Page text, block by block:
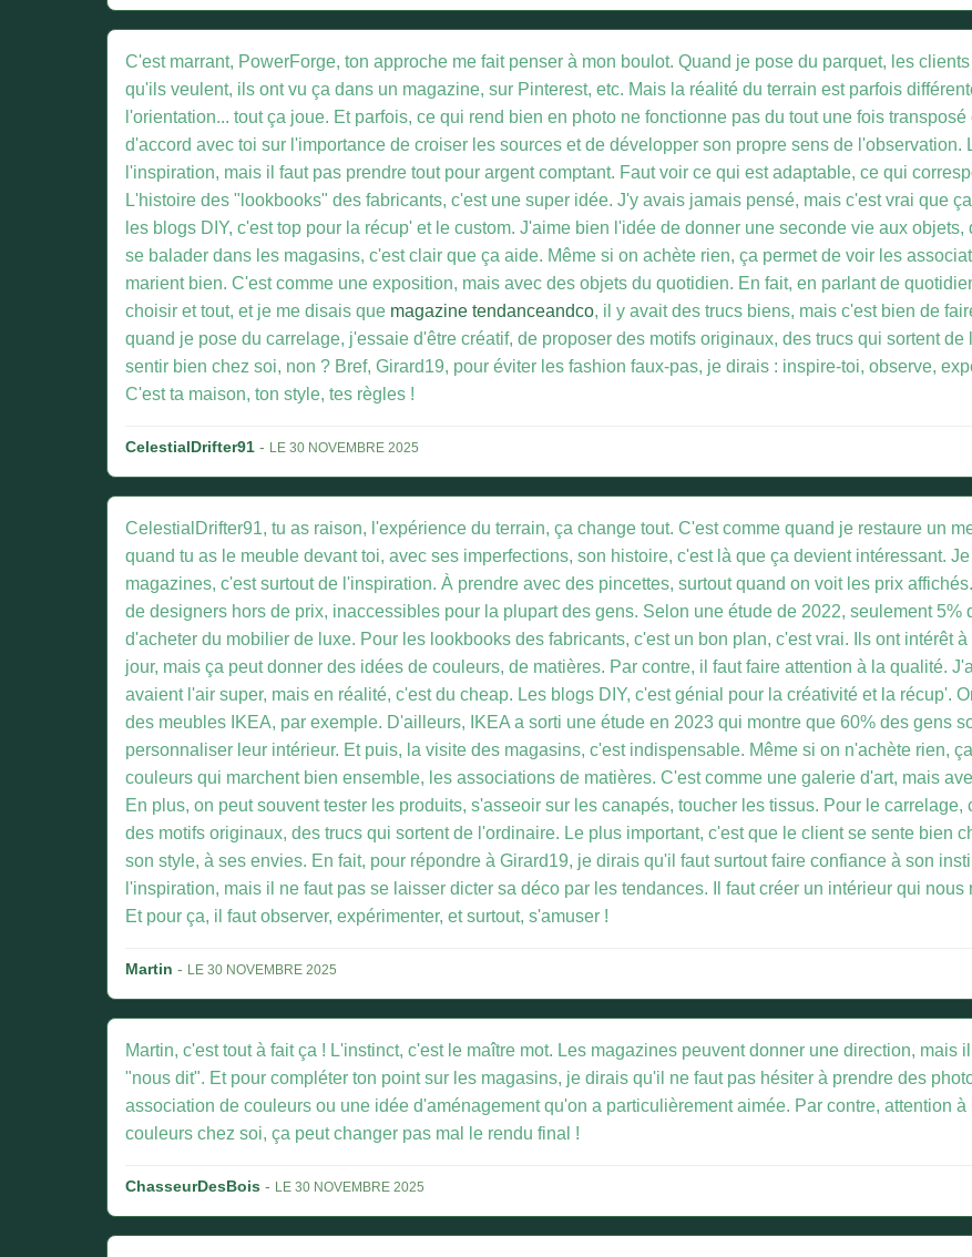
C'est marrant, PowerForge, ton approche me fait penser à mon boulot. Quand je pose du parquet, les
qu'ils veulent, ils ont vu ça dans un magazine, sur Pinterest, etc. Mais la réalité du terrain est parfois
l'orientation... tout ça joue. Et parfois, ce qui rend bien en photo ne fonctionne pas du tout une fois
d'accord avec toi sur l'importance de croiser les sources et de développer son propre sens de l'observation.
l'inspiration, mais il faut pas prendre tout pour argent comptant. Faut voir ce qui est adaptable, ce qui
L'histoire des "lookbooks" des fabricants, c'est une super idée. J'y avais jamais pensé, mais c'est vrai que
les blogs DIY, c'est top pour la récup' et le custom. J'aime bien l'idée de donner une seconde vie aux
se balader dans les magasins, c'est clair que ça aide. Même si on achète rien, ça permet de voir les
marient bien. C'est comme une exposition, mais avec des objets du quotidien. En fait, en parlant de
choisir et tout, et je me disais que magazine tendanceandco, il y avait des trucs biens, mais c'est bien de
quand je pose du carrelage, j'essaie d'être créatif, de proposer des motifs originaux, des trucs qui sortent
sentir bien chez soi, non ? Bref, Girard19, pour éviter les fashion faux-pas, je dirais : inspire-toi, observe,
C'est ta maison, ton style, tes règles !
CelestialDrifter91 - LE 30 NOVEMBRE 2025
CelestialDrifter91, tu as raison, l'expérience du terrain, ça change tout. C'est comme quand je restaure un
quand tu as le meuble devant toi, avec ses imperfections, son histoire, c'est là que ça devient intéressant.
magazines, c'est surtout de l'inspiration. À prendre avec des pincettes, surtout quand on voit les prix
de designers hors de prix, inaccessibles pour la plupart des gens. Selon une étude de 2022, seulement 5%
d'acheter du mobilier de luxe. Pour les lookbooks des fabricants, c'est un bon plan, c'est vrai. Ils ont intérêt
jour, mais ça peut donner des idées de couleurs, de matières. Par contre, il faut faire attention à la qualité.
avaient l'air super, mais en réalité, c'est du cheap. Les blogs DIY, c'est génial pour la créativité et la récup'.
des meubles IKEA, par exemple. D'ailleurs, IKEA a sorti une étude en 2023 qui montre que 60% des gens
personnaliser leur intérieur. Et puis, la visite des magasins, c'est indispensable. Même si on n'achète rien,
couleurs qui marchent bien ensemble, les associations de matières. C'est comme une galerie d'art, mais
En plus, on peut souvent tester les produits, s'asseoir sur les canapés, toucher les tissus. Pour le carrelage,
des motifs originaux, des trucs qui sortent de l'ordinaire. Le plus important, c'est que le client se sente bien
son style, à ses envies. En fait, pour répondre à Girard19, je dirais qu'il faut surtout faire confiance à son
l'inspiration, mais il ne faut pas se laisser dicter sa déco par les tendances. Il faut créer un intérieur qui
Et pour ça, il faut observer, expérimenter, et surtout, s'amuser !
Martin - LE 30 NOVEMBRE 2025
Martin, c'est tout à fait ça ! L'instinct, c'est le maître mot. Les magazines peuvent donner une direction, mais
"nous dit". Et pour compléter ton point sur les magasins, je dirais qu'il ne faut pas hésiter à prendre des
association de couleurs ou une idée d'aménagement qu'on a particulièrement aimée. Par contre, attention
couleurs chez soi, ça peut changer pas mal le rendu final !
ChasseurDesBois - LE 30 NOVEMBRE 2025